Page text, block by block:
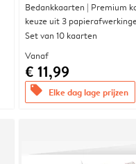
Bedankkaarten | Premium
keuze uit 3
Set van 10 kaarten
Vanaf
€ 11,99
offers Elke dag lage prijzen